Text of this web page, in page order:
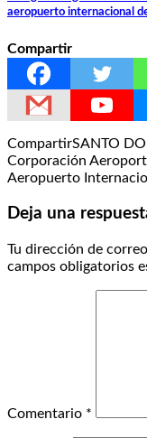
aeropuerto internacional
Compartir
CompartirSANTO
Corporación
Aeropuerto
Deja una
Tu dirección de
campos obligatorios
Comentario *